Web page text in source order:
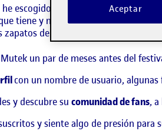
escogido una situación en la que
tiene y no puede responder a
del artista y del diseñador. El
un par de meses antes del
con un nombre de usuario,
y descubre su comunidad de fans,
y siente algo de presión
Aceptar